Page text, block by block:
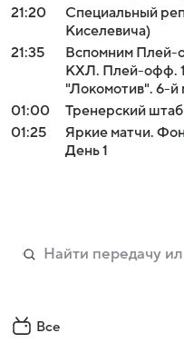
21:20
Специальный
Киселевича)
21:35
Вспомним Плей-
КХЛ. Плей-офф.
"Локомотив". 6-й
01:00
Тренерский
01:25
Яркие матчи.
День 1
Все